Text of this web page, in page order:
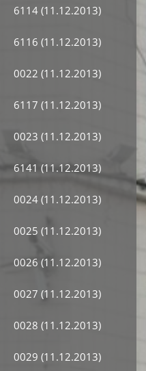
6114 (11.12.2013)
6116 (11.12.2013)
0022 (11.12.2013)
6117 (11.12.2013)
0023 (11.12.2013)
6141 (11.12.2013)
0024 (11.12.2013)
0025 (11.12.2013)
0026 (11.12.2013)
0027 (11.12.2013)
0028 (11.12.2013)
0029 (11.12.2013)